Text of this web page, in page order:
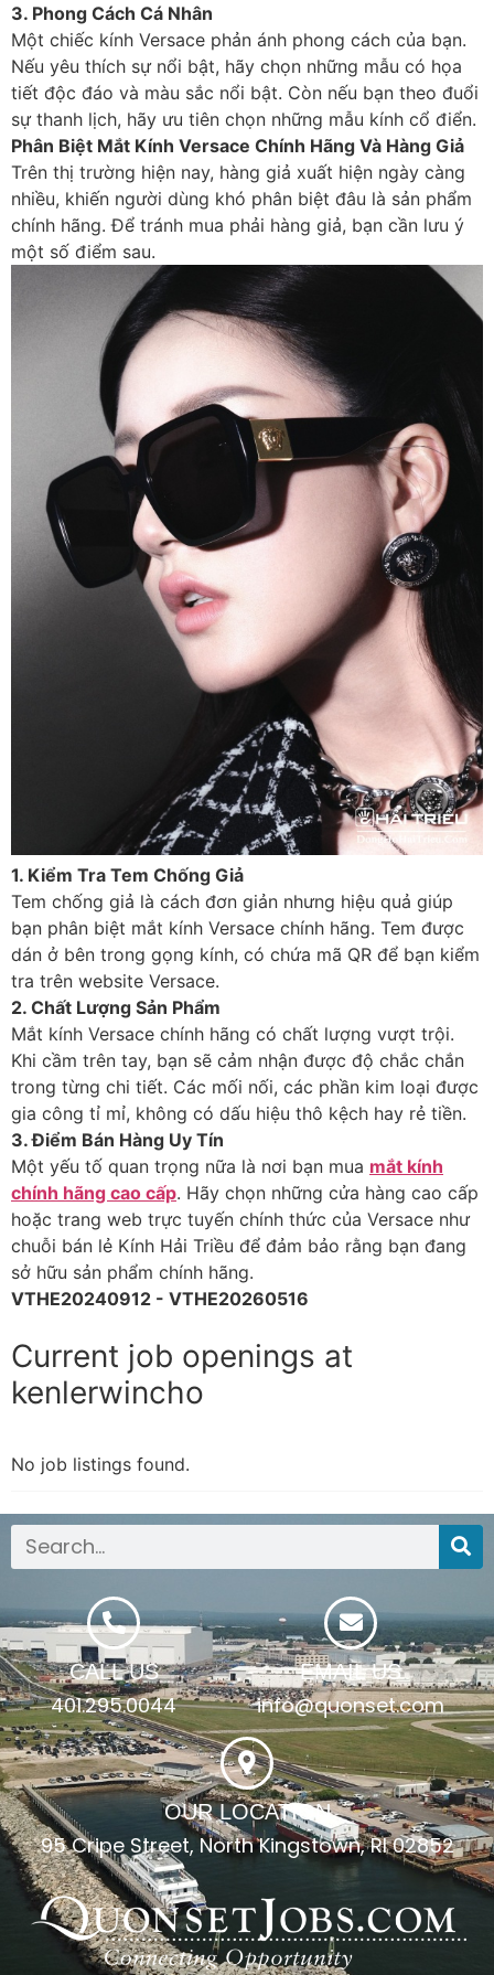
3. Phong Cách Cá Nhân
Một chiếc kính Versace phản ánh phong cách của bạn.
Nếu yêu thích sự nổi bật, hãy chọn những mẫu có họa
tiết độc đáo và màu sắc nổi bật. Còn nếu bạn theo đuổi
sự thanh lịch, hãy ưu tiên chọn những mẫu kính cổ điển.
Phân Biệt Mắt Kính Versace Chính Hãng Và Hàng Giả
Trên thị trường hiện nay, hàng giả xuất hiện ngày càng
nhiều, khiến người dùng khó phân biệt đâu là sản phẩm
chính hãng. Để tránh mua phải hàng giả, bạn cần lưu ý
một số điểm sau.
1. Kiểm Tra Tem Chống Giả
Tem chống giả là cách đơn giản nhưng hiệu quả giúp
bạn phân biệt mắt kính Versace chính hãng. Tem được
dán ở bên trong gọng kính, có chứa mã QR để bạn kiểm
tra trên website Versace.
2. Chất Lượng Sản Phẩm
Mắt kính Versace chính hãng có chất lượng vượt trội.
Khi cầm trên tay, bạn sẽ cảm nhận được độ chắc chắn
trong từng chi tiết. Các mối nối, các phần kim loại được
gia công tỉ mỉ, không có dấu hiệu thô kệch hay rẻ tiền.
3. Điểm Bán Hàng Uy Tín
Một yếu tố quan trọng nữa là nơi bạn mua mắt kính
chính hãng cao cấp. Hãy chọn những cửa hàng cao cấp
hoặc trang web trực tuyến chính thức của Versace như
chuỗi bán lẻ Kính Hải Triều để đảm bảo rằng bạn đang
sở hữu sản phẩm chính hãng.
VTHE20240912 - VTHE20260516
Current job openings at
kenlerwincho
No job listings found.
CALL US
401.295.0044
EMAIL US
info@quonset.com
OUR LOCATION
95 Cripe Street, North Kingstown, RI 02852